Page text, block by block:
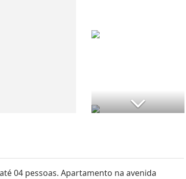
04 pessoas. Apartamento na avenida